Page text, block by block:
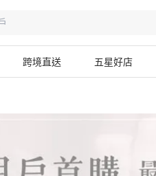
跨境直送 五星好店